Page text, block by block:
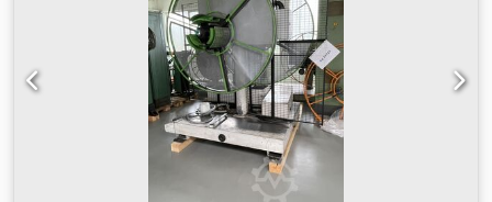
Die Anlage ist mein Eigentum Csdet Rcn Nepfx An Uerf
Sachal Extrusionsmaschinen D-26345 Bockhorn-Grabstede
Germany